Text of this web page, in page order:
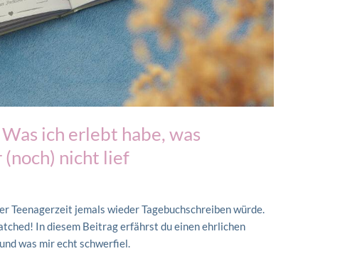
ich erlebt habe, was
nicht lief
Teenagerzeit jemals wieder Tagebuchschreiben würde.
In diesem Beitrag erfährst du einen ehrlichen
was mir echt schwerfiel.